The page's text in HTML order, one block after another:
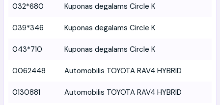
032*680 Kuponas degalams Circle K
039*346 Kuponas degalams Circle K
043*710 Kuponas degalams Circle K
0062448 Automobilis TOYOTA RAV4 HYBRID
0130881 Automobilis TOYOTA RAV4 HYBRID